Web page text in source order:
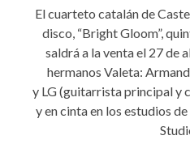
El cuarteto catalán de
disco, “Bright Gloom”,
saldrá a la venta el 27 de
hermanos Valeta:
y LG (guitarrista principal y
y en cinta en los estudios